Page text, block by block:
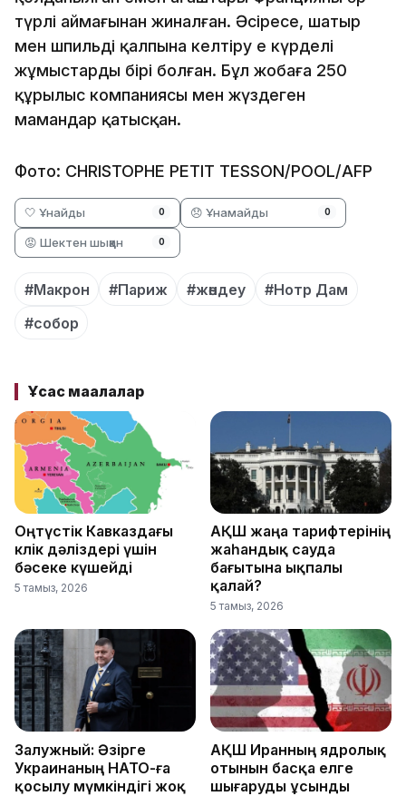
түрлі аймағынан жиналған. Әсіресе, шатыр
мен шпильді қалпына келтіру ең күрделі
жұмыстардың бірі болған. Бұл жобаға 250
құрылыс компаниясы мен жүздеген
мамандар қатысқан.
Фото: CHRISTOPHE PETIT TESSON/POOL/AFP
🤍 Ұнайды 0 😞 Ұнамайды 0
😡 Шектен шыққан 0
#Макрон #Париж #жөндеу
#Нотр Дам
#собор
Ұқсас мақалалар
Оңтүстік Кавказдағы
көлік дәліздері үшін
бәсеке күшейді
5 тамыз, 2026
АҚШ жаңа тарифтерінің
жаһандық сауда
бағытына ықпалы
қалай?
5 тамыз, 2026
Залужный: Әзірге
Украинаның НАТО-ға
қосылу мүмкіндігі жоқ
АҚШ Иранның ядролық
отынын басқа елге
шығаруды ұсынды